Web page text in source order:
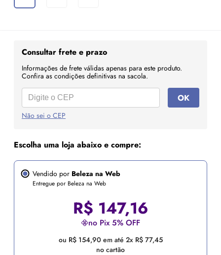
Consultar frete e prazo
Informações de frete válidas apenas para este produto.
Confira as condições definitivas na sacola.
OK
Não sei o CEP
Escolha uma loja abaixo e compre:
Vendido por Beleza na Web
Entregue por Beleza na Web
R$ 147,16
no Pix 5% OFF
ou R$ 154,90 em até 2x R$ 77,45
no cartão